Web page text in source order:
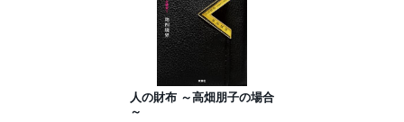
人の財布 ～高畑朋子の場合
～